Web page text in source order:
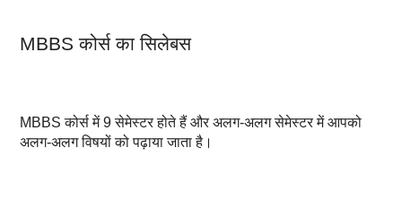
MBBS कोर्स का सिलेबस
MBBS कोर्स में 9 सेमेस्टर होते हैं और अलग-अलग सेमेस्टर में आपको
अलग-अलग विषयों को पढ़ाया जाता है।